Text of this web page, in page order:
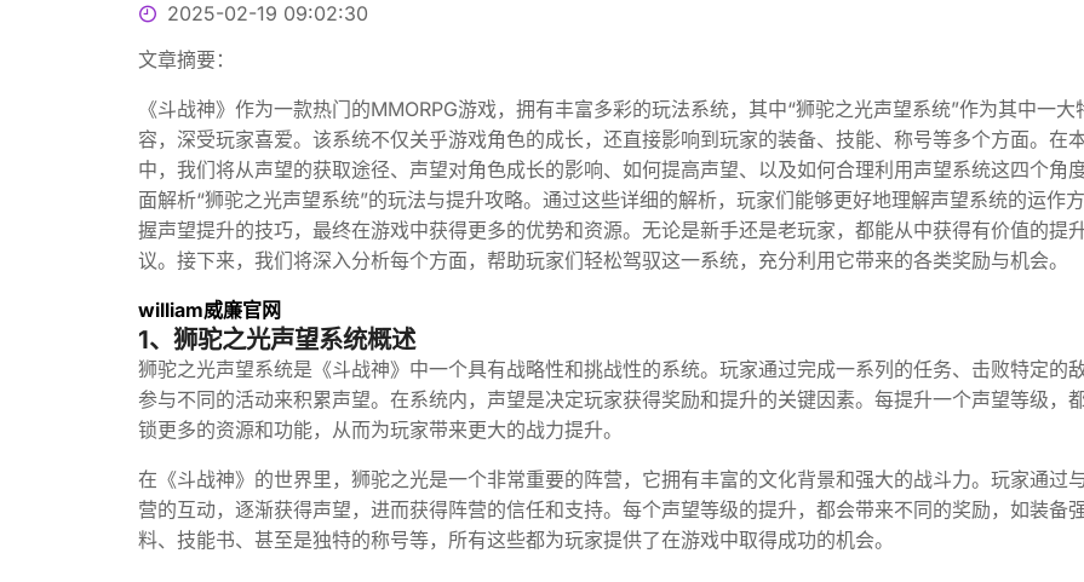
2025-02-19 09:02:30
文章摘要：
《斗战神》作为一款热门的MMORPG游戏，拥有丰富多彩的玩法系统，其中“狮驼之光声望系统”作为其中一大
容，深受玩家喜爱。该系统不仅关乎游戏角色的成长，还直接影响到玩家的装备、技能、称号等多个方面。在
中，我们将从声望的获取途径、声望对角色成长的影响、如何提高声望、以及如何合理利用声望系统这四个角
面解析“狮驼之光声望系统”的玩法与提升攻略。通过这些详细的解析，玩家们能够更好地理解声望系统的运作
握声望提升的技巧，最终在游戏中获得更多的优势和资源。无论是新手还是老玩家，都能从中获得有价值的提
议。接下来，我们将深入分析每个方面，帮助玩家们轻松驾驭这一系统，充分利用它带来的各类奖励与机会。
william威廉官网
1、狮驼之光声望系统概述
狮驼之光声望系统是《斗战神》中一个具有战略性和挑战性的系统。玩家通过完成一系列的任务、击败特定的敌
参与不同的活动来积累声望。在系统内，声望是决定玩家获得奖励和提升的关键因素。每提升一个声望等级，
锁更多的资源和功能，从而为玩家带来更大的战力提升。
在《斗战神》的世界里，狮驼之光是一个非常重要的阵营，它拥有丰富的文化背景和强大的战斗力。玩家通过
营的互动，逐渐获得声望，进而获得阵营的信任和支持。每个声望等级的提升，都会带来不同的奖励，如装备
料、技能书、甚至是独特的称号等，所有这些都为玩家提供了在游戏中取得成功的机会。